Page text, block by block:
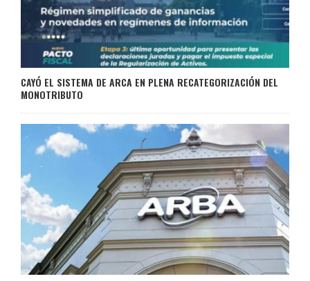
CAYÓ EL SISTEMA DE ARCA EN PLENA RECATEGORIZACIÓN DEL
MONOTRIBUTO